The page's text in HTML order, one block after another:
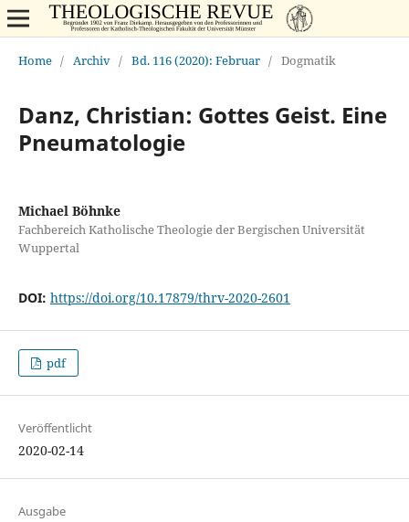
Home / Archiv / Bd. 116 (2020): Februar / Dogmatik
Danz, Christian: Gottes Geist. Eine
Pneumatologie
Michael Böhnke
Fachbereich Katholische Theologie der Bergischen Universität
Wuppertal
DOI: https://doi.org/10.17879/thrv-2020-2601
pdf
Veröffentlicht
2020-02-14
Ausgabe